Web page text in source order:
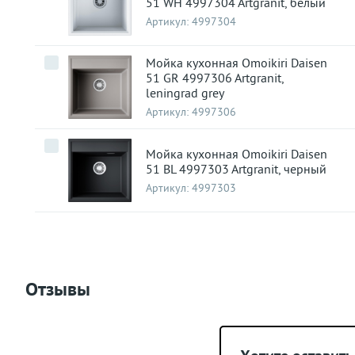
Артикул: 4997304
Мойка кухонная Omoikiri Daisen
51 GR 4997306 Artgranit,
leningrad grey
Артикул: 4997306
Мойка кухонная Omoikiri Daisen
51 BL 4997303 Artgranit, черный
Артикул: 4997303
Отзывы